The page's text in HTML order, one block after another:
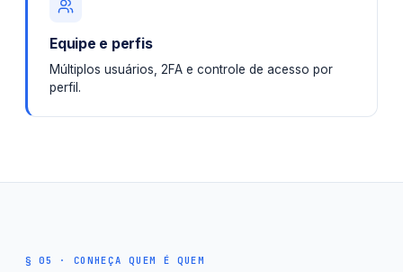
Equipe e perfis
Múltiplos usuários, 2FA e controle de acesso por
perfil.
§ 05 · CONHEÇA QUEM É QUEM